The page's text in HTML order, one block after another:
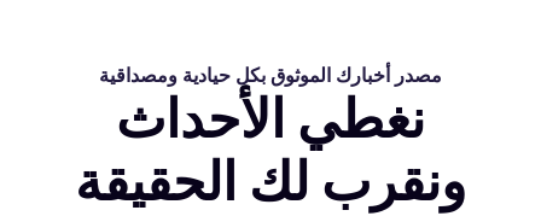
مصدر أخبارك الموثوق بكل حيادية ومصداقية
نغطي الأحداث
ونقرب لك الحقيقة